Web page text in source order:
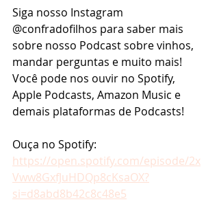
Siga nosso Instagram
@confradofilhos para saber mais
sobre nosso Podcast sobre vinhos,
mandar perguntas e muito mais!
Você pode nos ouvir no Spotify,
Apple Podcasts, Amazon Music e
demais plataformas de Podcasts!
Ouça no Spotify:
https://open.spotify.com/episode/2x
Vww8GxfJuHDQp8cKsaOX?
si=d8abd8b42c8c48e5